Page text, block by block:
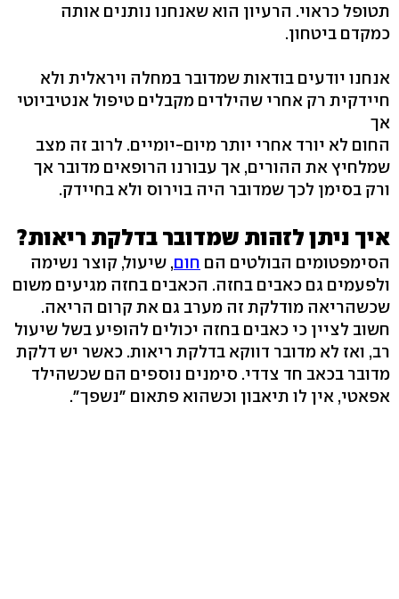
תטופל כראוי. הרעיון הוא שאנחנו נותנים אותה
כמקדם ביטחון.
אנחנו יודעים בודאות שמדובר במחלה ויראלית ולא
חיידקית רק אחרי שהילדים מקבלים טיפול אנטיביוטי
אך
החום לא יורד אחרי יותר מיום-יומיים. לרוב זה מצב
שמלחיץ את ההורים, אך עבורנו הרופאים מדובר אך
ורק בסימן לכך שמדובר היה בוירוס ולא בחיידק.
איך ניתן לזהות שמדובר בדלקת ריאות?
הסימפטומים הבולטים הם חום, שיעול, קוצר נשימה
ולפעמים גם כאבים בחזה. הכאבים בחזה מגיעים משום
שכשהריאה מודלקת זה מערב גם את קרום הריאה.
חשוב לציין כי כאבים בחזה יכולים להופיע בשל שיעול
רב, ואז לא מדובר דווקא בדלקת ריאות. כאשר יש דלקת
מדובר בכאב חד צדדי. סימנים נוספים הם שכשהילד
אפאטי, אין לו תיאבון וכשהוא פתאום "נשפך".